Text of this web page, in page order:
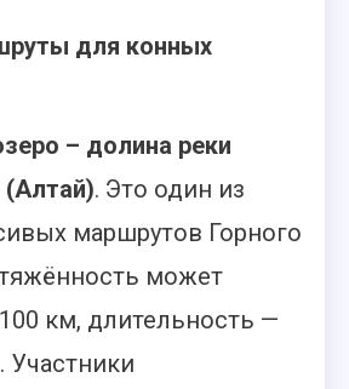
для конных
– долина реки
. Это один из
маршрутов Горного
может
км, длительность —
Участники